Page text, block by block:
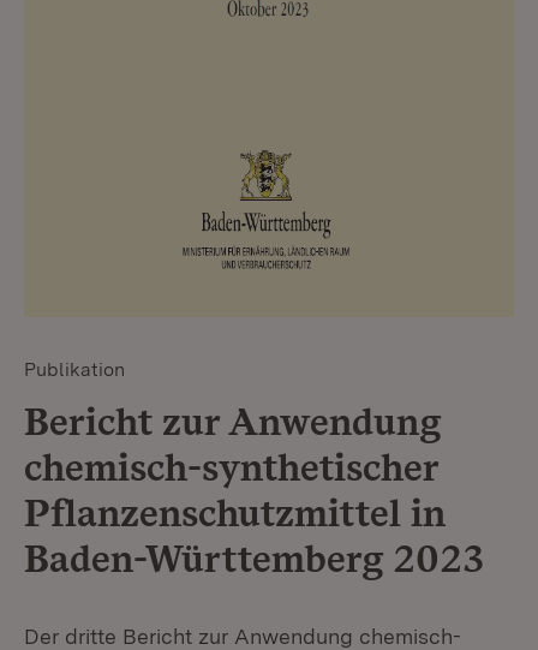
Publikation
Bericht zur Anwendung
chemisch-synthetischer
Pflanzenschutzmittel in
Baden-Württemberg 2023
Der dritte Bericht zur Anwendung chemisch-